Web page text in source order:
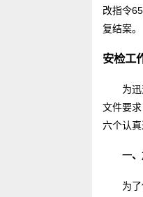
改指令
复结案。
安检工
为
文件要
六个认
一
为